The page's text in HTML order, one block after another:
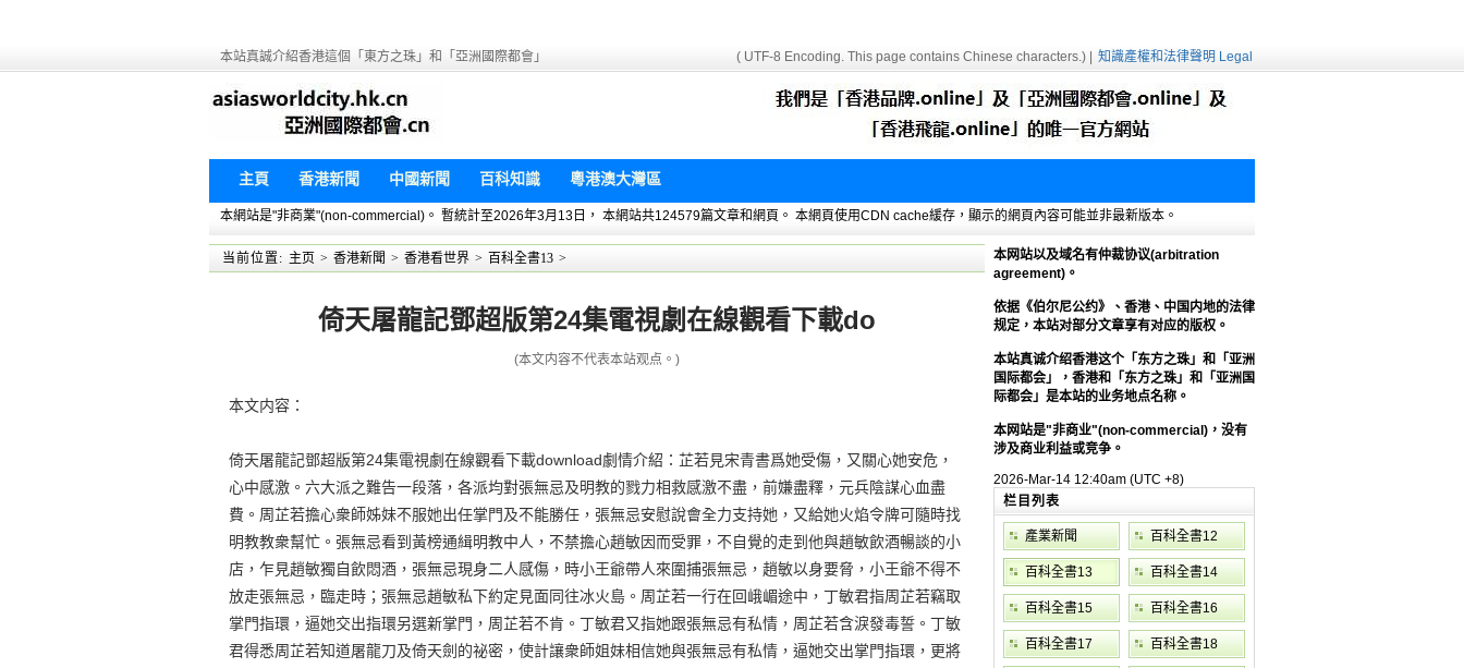
本站真誠介紹香港這個「東方之珠」和「亞洲國際都會」 ( UTF-8 Encoding. This page contains Chinese characters.) | 知識產權和法律聲明 Legal
主頁 香港新聞 中國新聞 百科知識 粵港澳大灣區
本網站是"非商業"(non-commercial)。 暫統計至2026年3月13日， 本網站共124579篇文章和網頁。 本網頁使用CDN cache緩存，顯示的網頁內容可能並非最新版本。
当前位置: 主页 > 香港新聞 > 香港看世界 > 百科全書13 >
倚天屠龍記鄧超版第24集電視劇在線觀看下載do
(本文内容不代表本站观点。)
本文内容：
倚天屠龍記鄧超版第24集電視劇在線觀看下載download劇情介紹：芷若見宋青書爲她受傷，又關心她安危，
心中感激。六大派之難告一段落，各派均對張無忌及明教的戮力相救感激不盡，前嫌盡釋，元兵陰謀心血盡
費。周芷若擔心衆師姊妹不服她出任掌門及不能勝任，張無忌安慰說會全力支持她，又給她火焰令牌可隨時找
明教教衆幫忙。張無忌看到黃榜通緝明教中人，不禁擔心趙敏因而受罪，不自覺的走到他與趙敏飲酒暢談的小
店，乍見趙敏獨自飲悶酒，張無忌現身二人感傷，時小王爺帶人來圍捕張無忌，趙敏以身要脅，小王爺不得不
放走張無忌，臨走時；張無忌趙敏私下約定見面同往冰火島。周芷若一行在回峨嵋途中，丁敏君指周芷若竊取
掌門指環，逼她交出指環另選新掌門，周芷若不肯。丁敏君又指她跟張無忌有私情，周芷若含淚發毒誓。丁敏
君得悉周芷若知道屠龍刀及倚天劍的祕密，使計讓衆師姐妹相信她與張無忌有私情，逼她交出掌門指環，更將
本网站以及域名有仲裁协议(arbitration
agreement)。
依据《伯尔尼公约》、香港、中国内地的法律
规定，本站对部分文章享有对应的版权。
本站真诚介绍香港这个「东方之珠」和「亚洲
国际都会」，香港和「东方之珠」和「亚洲国
际都会」是本站的业务地点名称。
本网站是"非商业"(non-commercial)，没有
涉及商业利益或竞争。
2026-Mar-14 12:40am (UTC +8)
栏目列表
產業新聞 百科全書12
百科全書13 百科全書14
百科全書15 百科全書16
百科全書17 百科全書18